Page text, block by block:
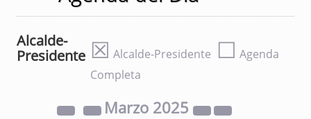
Alcalde-
Presidente ☒ Alcalde-Presidente ☐ Agenda
Completa
Marzo 2025